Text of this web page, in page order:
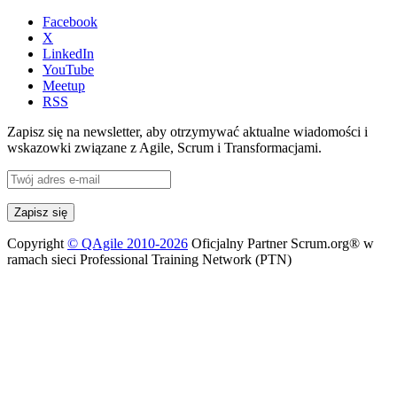
Facebook
X
LinkedIn
YouTube
Meetup
RSS
Zapisz się na newsletter, aby otrzymywać aktualne wiadomości i
wskazowki związane z Agile, Scrum i Transformacjami.
Copyright © QAgile 2010-2026 Oficjalny Partner Scrum.org® w
ramach sieci Professional Training Network (PTN)